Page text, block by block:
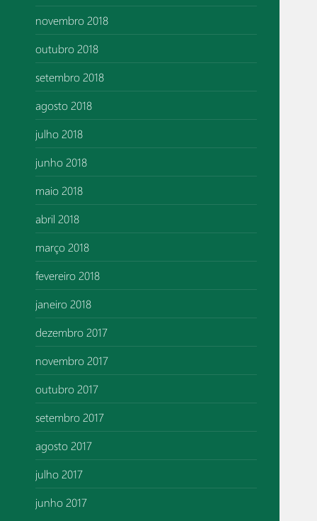
novembro 2018
outubro 2018
setembro 2018
agosto 2018
julho 2018
junho 2018
maio 2018
abril 2018
março 2018
fevereiro 2018
janeiro 2018
dezembro 2017
novembro 2017
outubro 2017
setembro 2017
agosto 2017
julho 2017
junho 2017